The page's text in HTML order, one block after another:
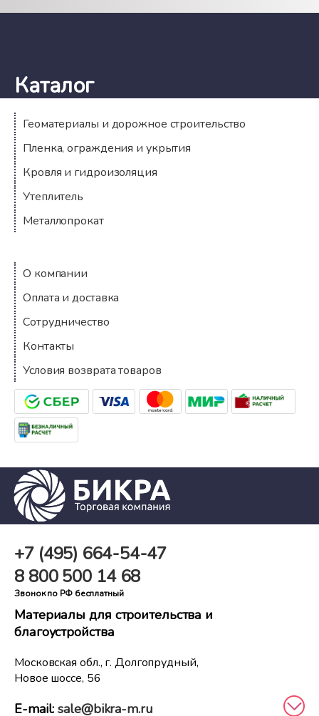
Каталог
Геоматериалы и дорожное строительство
Пленка, ограждения и укрытия
Кровля и гидроизоляция
Утеплитель
Металлопрокат
Компания
О компании
Оплата и доставка
Сотрудничество
Контакты
Условия возврата товаров
+7 (495) 664-54-47
8 800500 14 68
Звонок по РФ бесплатный
Материалы для строительства и
благоустройства
Московская обл., г. Долгопрудный,
Новое шоссе, 56
E-mail:sale@bikra-m.ru